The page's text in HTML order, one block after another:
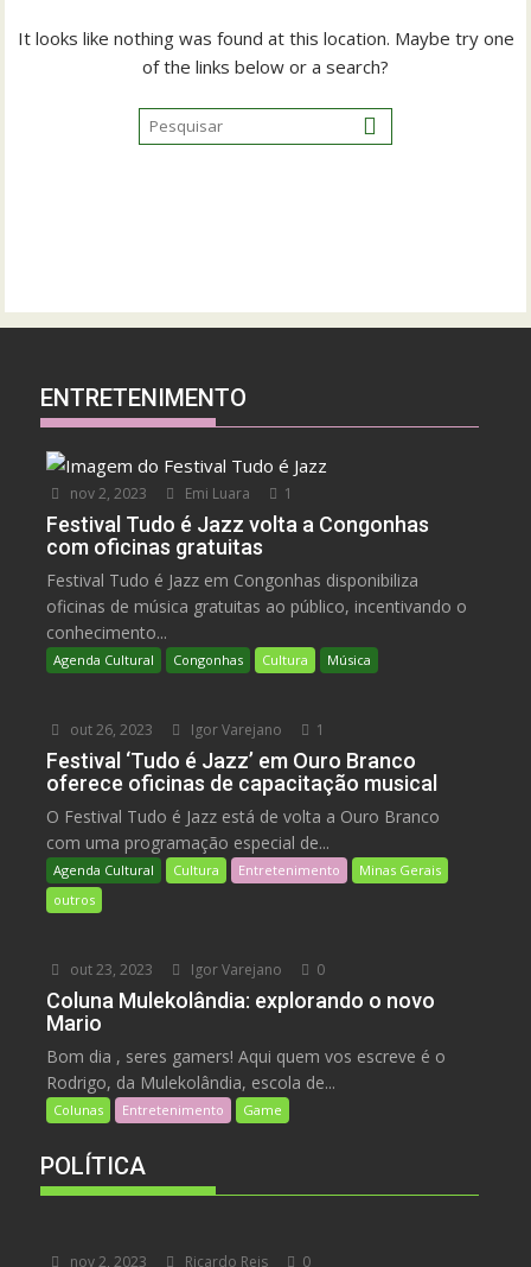
It looks like nothing was found at this location. Maybe try one
of the links below or a search?
ENTRETENIMENTO
nov 2, 2023 Emi Luara 1
Festival Tudo é Jazz volta a Congonhas
com oficinas gratuitas
Festival Tudo é Jazz em Congonhas disponibiliza
oficinas de música gratuitas ao público, incentivando o
conhecimento...
Agenda Cultural Congonhas Cultura Música
out 26, 2023 Igor Varejano 1
Festival ‘Tudo é Jazz’ em Ouro Branco
oferece oficinas de capacitação musical
O Festival Tudo é Jazz está de volta a Ouro Branco
com uma programação especial de...
Agenda Cultural Cultura Entretenimento
Minas Gerais
outros
out 23, 2023 Igor Varejano 0
Coluna Mulekolândia: explorando o novo
Mario
Bom dia , seres gamers! Aqui quem vos escreve é o
Rodrigo, da Mulekolândia, escola de...
Colunas Entretenimento Game
POLÍTICA
nov 2, 2023 Ricardo Reis 0